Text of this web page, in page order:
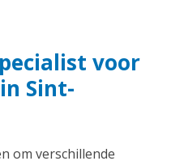
voor
Sint-
om verschillende